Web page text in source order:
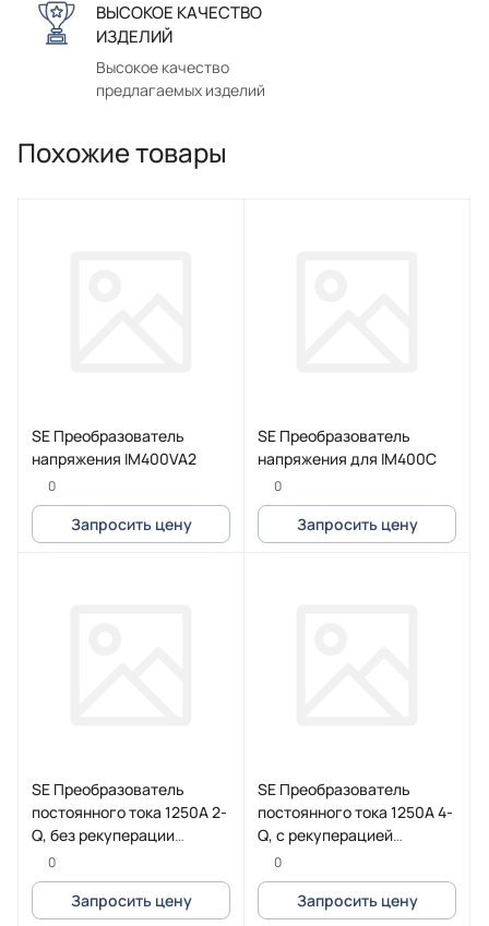
ВЫСОКОЕ КАЧЕСТВО
ИЗДЕЛИЙ
Высокое качество
предлагаемых изделий
Похожие товары
SE Преобразователь
напряжения IM400VA2
0
Запросить цену
SE Преобразователь
напряжения для IM400C
0
Запросить цену
SE Преобразователь
постоянного тока 1250А 2-
Q, без рекуперации
(Eurotherm)
0
Запросить цену
SE Преобразователь
постоянного тока 1250А 4-
Q, с рекуперацией
(Eurotherm)
0
Запросить цену